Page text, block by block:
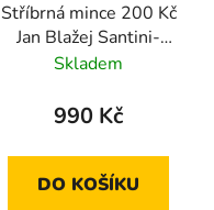
Stříbrná mince 200 Kč
Jan Blažej Santini-
Aichel 2023 proof
Skladem
990 Kč
DO KOŠÍKU